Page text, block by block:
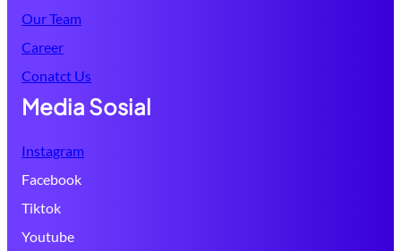
Our Team
Career
Conatct Us
Media Sosial
Instagram
Facebook
Tiktok
Youtube